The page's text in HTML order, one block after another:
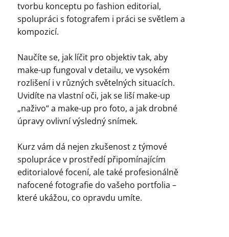
tvorbu konceptu po fashion editorial,
spolupráci s fotografem i práci se světlem a
kompozicí.
Naučíte se, jak líčit pro objektiv tak, aby
make-up fungoval v detailu, ve vysokém
rozlišení i v různých světelných situacích.
Uvidíte na vlastní oči, jak se liší make-up
„naživo“ a make-up pro foto, a jak drobné
úpravy ovlivní výsledný snímek.
Kurz vám dá nejen zkušenost z týmové
spolupráce v prostředí připomínajícím
editorialové focení, ale také profesionálně
nafocené fotografie do vašeho portfolia –
které ukážou, co opravdu umíte.